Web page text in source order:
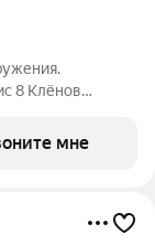
8 Клёнов
и шумных
мне